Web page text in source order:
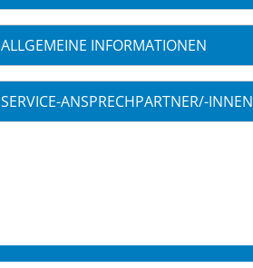
ALLGEMEINE INFORMATIONEN
SERVICE-ANSPRECHPARTNER/-INNEN